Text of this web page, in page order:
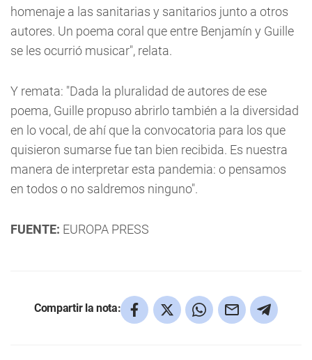
homenaje a las sanitarias y sanitarios junto a otros
autores. Un poema coral que entre Benjamín y Guille
se les ocurrió musicar", relata.
Y remata: "Dada la pluralidad de autores de ese
poema, Guille propuso abrirlo también a la diversidad
en lo vocal, de ahí que la convocatoria para los que
quisieron sumarse fue tan bien recibida. Es nuestra
manera de interpretar esta pandemia: o pensamos
en todos o no saldremos ninguno".
FUENTE: EUROPA PRESS
Compartir la nota: